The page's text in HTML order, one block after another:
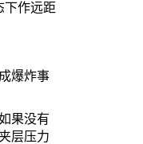
作远距
爆炸事
果没有
层压力